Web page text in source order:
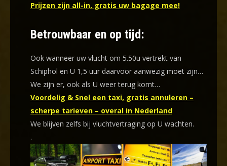
Prijzen zijn all-in, gratis uw bagage mee!
Betrouwbaar en op tijd:
Ook wanneer uw vlucht om 5.50u vertrekt van
Schiphol en U 1,5 uur daarvoor aanwezig moet zijn…
We zijn er, ook als U weer terug komt…
Voordelig & Snel een taxi, gratis annuleren –
scherpe tarieven – overal in Nederland
We blijven zelfs bij vluchtvertraging op U wachten.
.